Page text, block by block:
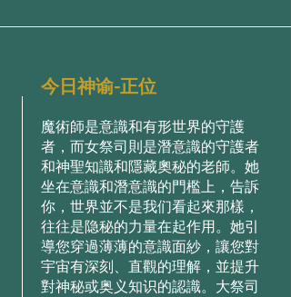
今日神谕-正位
魔術師是意識和有形世界的守護
者，而女祭司則是潛意識的守護者
和神聖知識和隱藏奧秘的老師。她
坐在意識和潛意識的門檻上，告訴
你，世界並不是我们看起來那樣，
往往是隐秘的力量在起作用。她引
導您穿過薄薄的意識面紗，讓您對
宇宙有深刻、直觀的理解，並提升
對神秘或奥义知识的認識。大祭司